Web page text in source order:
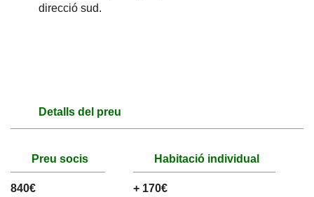
direcció sud.
Detalls del preu
Preu socis
840€
Habitació individual
+ 170€